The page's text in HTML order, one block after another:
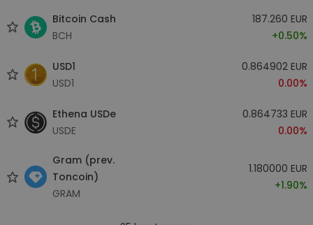
Bitcoin Cash
BCH
187.260 EUR
+0.50%
USD1
USD1
0.864902 EUR
0.00%
Ethena USDe
USDE
0.864733 EUR
0.00%
Gram (prev.
Toncoin)
GRAM
1.180000 EUR
+1.90%